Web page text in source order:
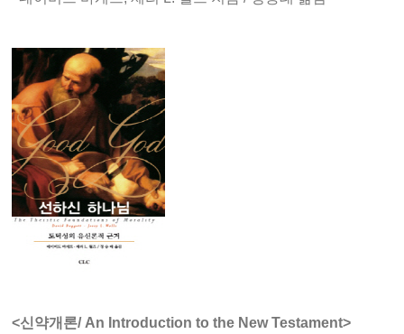
<신약개론/ An Introduction to the New Testament>